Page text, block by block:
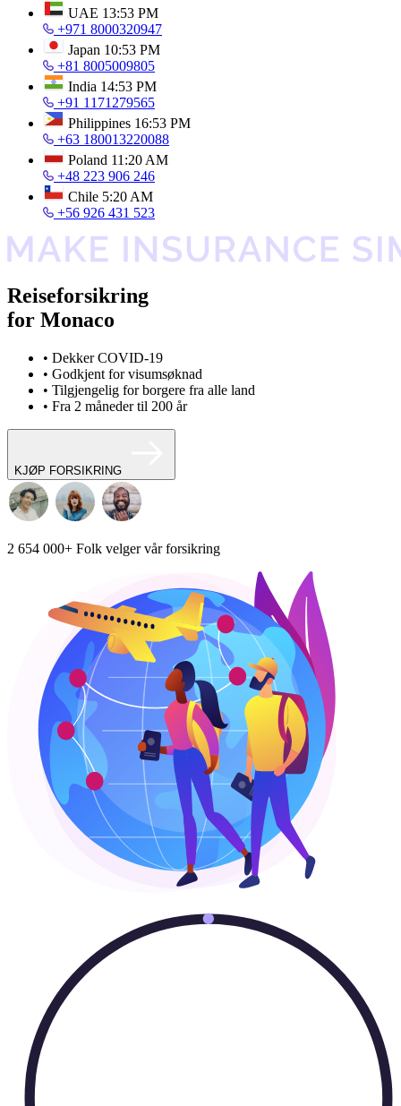
UAE 13:53 PM
+971 8000320947
Japan 10:53 PM
+81 8005009805
India 14:53 PM
+91 1171279565
Philippines 16:53 PM
+63 180013220088
Poland 11:20 AM
+48 223 906 246
Chile 5:20 AM
+56 926 431 523
Reiseforsikring
for Monaco
• Dekker COVID-19
• Godkjent for visumsøknad
• Tilgjengelig for borgere fra alle land
• Fra 2 måneder til 200 år
KJØP FORSIKRING
2 654 000+ Folk velger vår forsikring